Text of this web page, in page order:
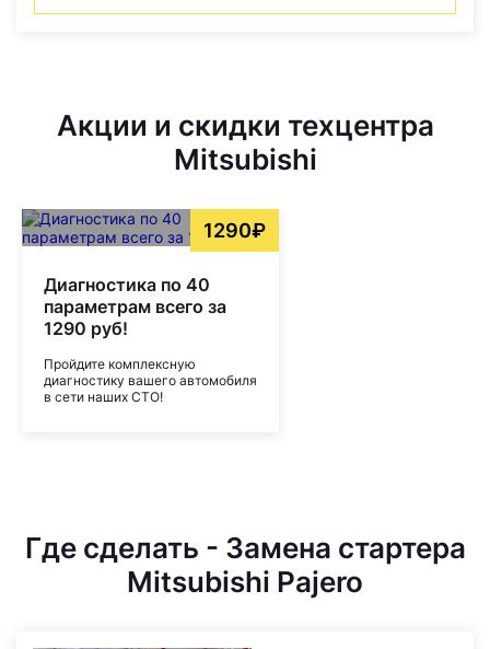
Акции и скидки техцентра
Mitsubishi
1290₽
Диагностика по 40
параметрам всего за
1290 руб!
Пройдите комплексную
диагностику вашего автомобиля
в сети наших СТО!
Где сделать - Замена стартера
Mitsubishi Pajero